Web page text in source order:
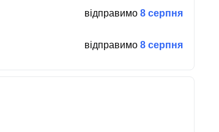
відправимо 8 серпня
відправимо 8 серпня